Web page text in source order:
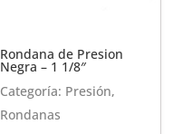
Rondana de Presion
Negra – 1 1/8″
Categoría: Presión,
Rondanas